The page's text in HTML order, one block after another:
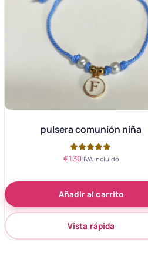
pulsera comunión niña
Valorado
de 5
€1.30 IVA incluido
Añadir al carrito
Vista rápida